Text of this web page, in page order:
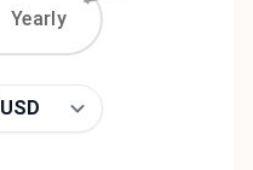
Yearly
USD